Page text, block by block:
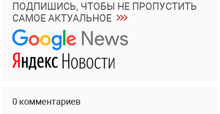
ПОДПИШИСЬ, ЧТОБЫ НЕ ПРОПУСТИТЬ
САМОЕ АКТУАЛЬНОЕ
0 комментариев